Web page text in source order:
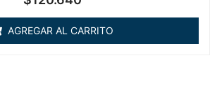
en
de
5
AGREGAR AL CARRITO